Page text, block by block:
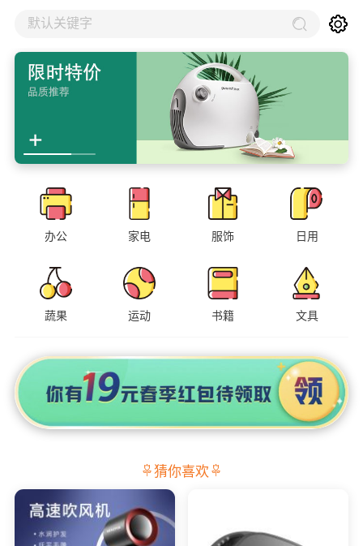
默认关键字
办公 家电 服饰 日用
蔬果 运动 书籍 文具
猜你喜欢